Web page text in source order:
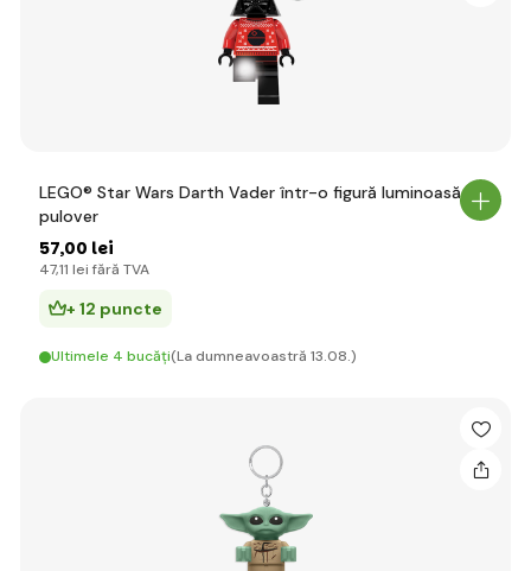
LEGO® Star Wars Darth Vader într-o figură luminoasă cu
pulover
57,00 lei
47,11 lei fără TVA
+ 12 puncte
Ultimele 4 bucăți(La dumneavoastră 13.08.)